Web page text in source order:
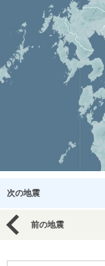
次の地震
前の地震